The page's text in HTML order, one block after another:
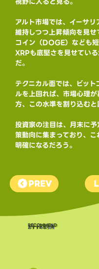
アルト市場では、イーサ
維持しつつ上昇傾向を見
コイン（DOGE）なども
XRPも底堅さを見せてい
だ。
テクニカル面では、ビッ
ルを上回れば、市場心理
方、この水準を割り込むと
投資家の注目は、月末に
策動向に集まっており、
明確になるだろう。
PREV
​RECOMMEND
おすすめ取引所